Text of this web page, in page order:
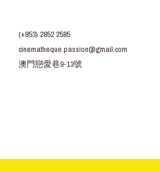
(+853) 2852 2585
cinematheque.passion@gmail.com
澳門戀愛巷9-13號